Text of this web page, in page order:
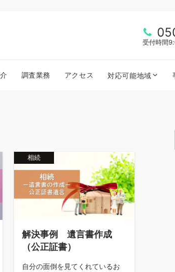
受付時間
調査業務 アクセス 対応可能地域
相続
解決事例 遺言書作成
（公正証書）
自分の面倒を見てくれているお